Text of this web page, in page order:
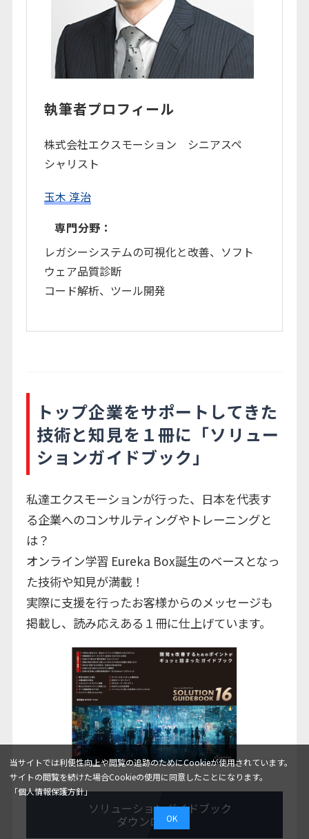
執筆者プロフィール
株式会社エクスモーション シニアスペ
シャリスト
玉木 淳治
専門分野：
レガシーシステムの可視化と改善、ソフト
ウェア品質診断
コード解析、ツール開発
トップ企業をサポートしてきた
技術と知見を１冊に「ソリュー
ションガイドブック」
私達エクスモーションが行った、日本を代表す
る企業へのコンサルティングやトレーニングと
は？
オンライン学習 Eureka Box誕生のベースとなっ
た技術や知見が満載！
実際に支援を行ったお客様からのメッセージも
掲載し、読み応えある１冊に仕上げています。
ソリューションガイドブック
ダウンロード
当サイトでは利便性向上や閲覧の追跡のためにCookieが使用されています。
サイトの閲覧を続けた場合Cookieの使用に同意したことになります。
「個人情報保護方針」
OK